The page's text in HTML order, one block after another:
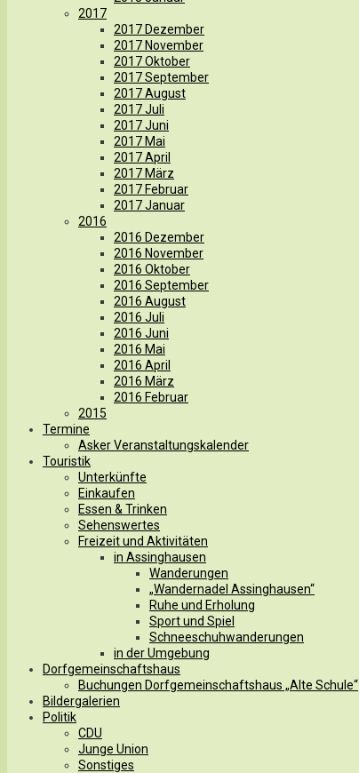
2017
2017 Dezember
2017 November
2017 Oktober
2017 September
2017 August
2017 Juli
2017 Juni
2017 Mai
2017 April
2017 März
2017 Februar
2017 Januar
2016
2016 Dezember
2016 November
2016 Oktober
2016 September
2016 August
2016 Juli
2016 Juni
2016 Mai
2016 April
2016 März
2016 Februar
2015
Termine
Asker Veranstaltungskalender
Touristik
Unterkünfte
Einkaufen
Essen & Trinken
Sehenswertes
Freizeit und Aktivitäten
in Assinghausen
Wanderungen
„Wandernadel Assinghausen“
Ruhe und Erholung
Sport und Spiel
Schneeschuhwanderungen
in der Umgebung
Dorfgemeinschaftshaus
Buchungen Dorfgemeinschaftshaus „Alte Schule“
Bildergalerien
Politik
CDU
Junge Union
Sonstiges